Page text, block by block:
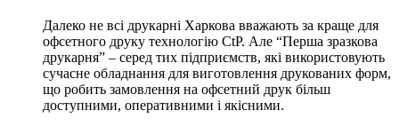
Далеко не всі друкарні Харкова вважають за краще для
офсетного друку технологію CtP. Але “Перша зразкова
друкарня” – серед тих підприємств, які використовують
сучасне обладнання для виготовлення друкованих форм,
що робить замовлення на офсетний друк більш
доступними, оперативними і якісними.